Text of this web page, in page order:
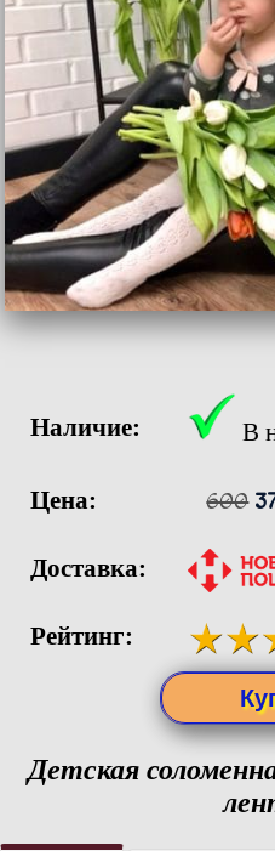
Наличие: В
Цена: 600
Доставка:
Рейтинг:
Детская